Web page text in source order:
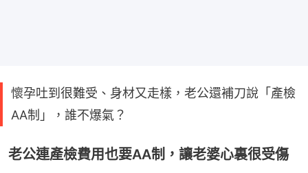
懷孕吐到很難受、身材又走樣，老公還補刀說「產檢
AA制」，誰不爆氣？
老公連產檢費用也要AA制，讓老婆心裏很受傷